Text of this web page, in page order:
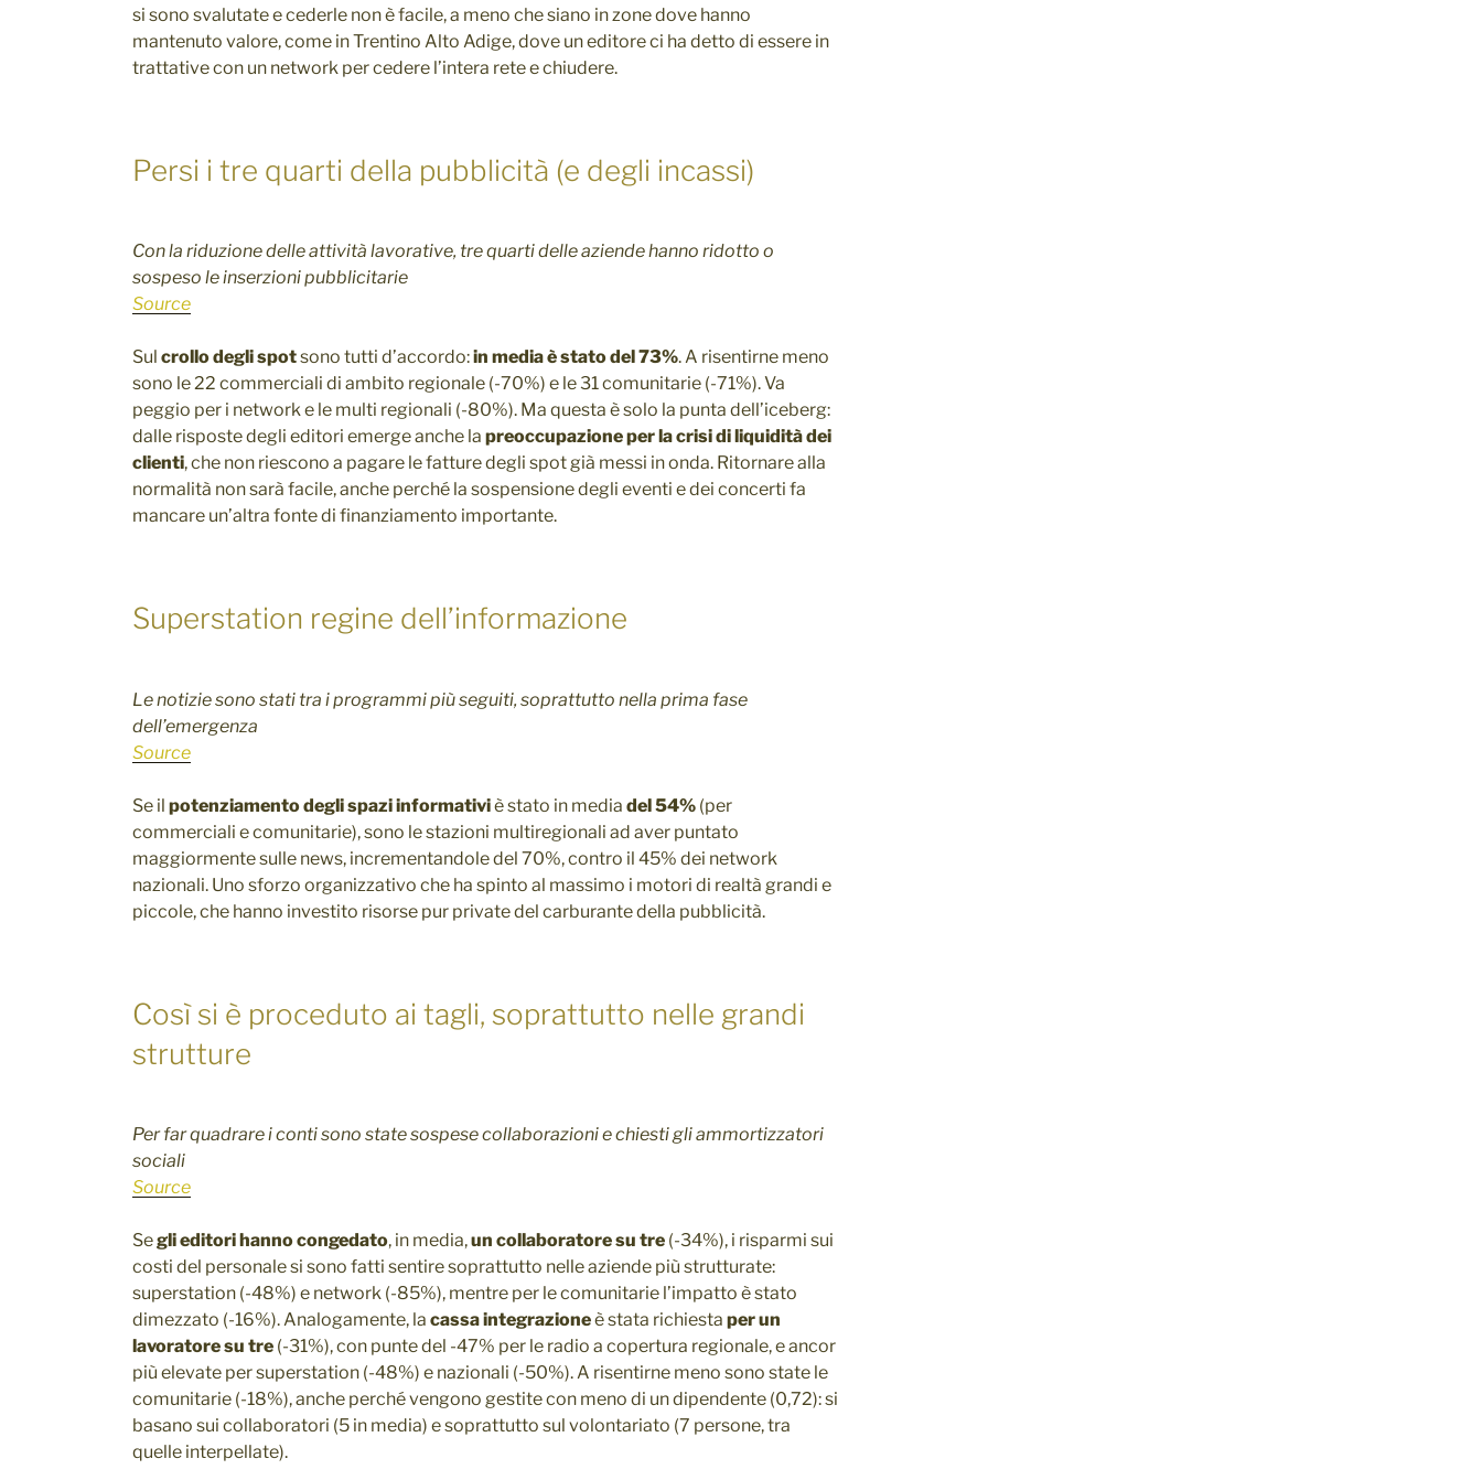
si sono svalutate e cederle non è facile, a meno che siano in zone dove hanno
mantenuto valore, come in Trentino Alto Adige, dove un editore ci ha detto di essere in
trattative con un network per cedere l’intera rete e chiudere.
Persi i tre quarti della pubblicità (e degli incassi)
Con la riduzione delle attività lavorative, tre quarti delle aziende hanno ridotto o
sospeso le inserzioni pubblicitarie
Source
Sul crollo degli spotsono tutti d’accordo:in media è stato del 73%. A risentirne meno
sono le 22 commerciali di ambito regionale (-70%) e le 31 comunitarie (-71%). Va
peggio per i network e le multi regionali (-80%). Ma questa è solo la punta dell’iceberg:
dalle risposte degli editori emerge anche la preoccupazione per la crisi di liquidità dei
clienti, che non riescono a pagare le fatture degli spot già messi in onda. Ritornare alla
normalità non sarà facile, anche perché la sospensione degli eventi e dei concerti fa
mancare un’altra fonte di finanziamento importante.
Superstation regine dell’informazione
Le notizie sono stati tra i programmi più seguiti, soprattutto nella prima fase
dell’emergenza
Source
Se il potenziamento degli spazi informativiè stato in media del 54% (per
commerciali e comunitarie), sono le stazioni multiregionali ad aver puntato
maggiormente sulle news, incrementandole del 70%, contro il 45% dei network
nazionali. Uno sforzo organizzativo che ha spinto al massimo i motori di realtà grandi e
piccole, che hanno investito risorse pur private del carburante della pubblicità.
Così si è proceduto ai tagli, soprattutto nelle grandi
strutture
Per far quadrare i conti sono state sospese collaborazioni e chiesti gli ammortizzatori
sociali
Source
Segli editori hanno congedato, in media,un collaboratore su tre (-34%), i risparmi sui
costi del personale si sono fatti sentire soprattutto nelle aziende più strutturate:
superstation (-48%) e network (-85%), mentre per le comunitarie l’impatto è stato
dimezzato (-16%). Analogamente, la cassa integrazioneè stata richiesta per un
lavoratore su tre (-31%), con punte del -47% per le radio a copertura regionale, e ancor
più elevate per superstation (-48%) e nazionali (-50%). A risentirne meno sono state le
comunitarie (-18%), anche perché vengono gestite con meno di un dipendente (0,72): si
basano sui collaboratori (5 in media) e soprattutto sul volontariato (7 persone, tra
quelle interpellate).